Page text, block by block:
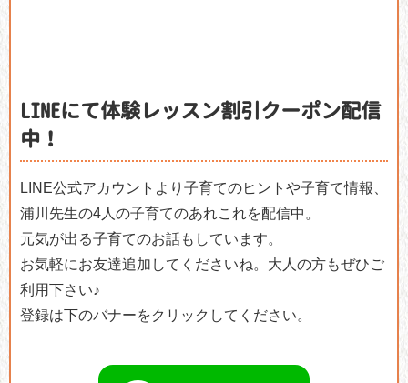
LINEにて体験レッスン割引クーポン配信
中！
LINE公式アカウントより子育てのヒントや子育て情報、
浦川先生の4人の子育てのあれこれを配信中。
元気が出る子育てのお話もしています。
お気軽にお友達追加してくださいね。大人の方もぜひご
利用下さい♪
登録は下のバナーをクリックしてください。